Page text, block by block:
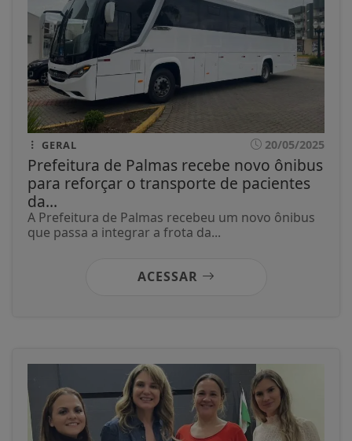
GERAL 20/05/2025
Prefeitura de Palmas recebe novo ônibus
para reforçar o transporte de pacientes
da...
A Prefeitura de Palmas recebeu um novo ônibus
que passa a integrar a frota da...
ACESSAR